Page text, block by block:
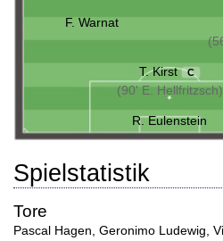
F. Warnat
T. Kirst C
(90' E. Hellfritzsch)
R. Eulenstein
Spielstatistik
Tore
Pascal Hagen Geronimo Ludewig